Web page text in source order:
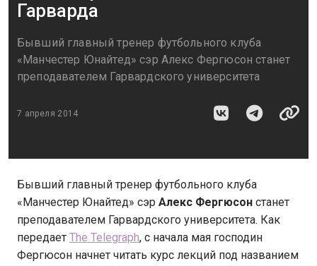
Гарварда
Бывший главный тренер футбольного клуба
«Манчестер Юнайтед» сэр Алекс Фергюсон станет
преподавателем Гарвардского университета
7 апреля 2014
Бывший главный тренер футбольного клуба
«Манчестер Юнайтед» сэр Алекс Фергюсон станет
преподавателем Гарвардского университета. Как
передает The Telegraph, с начала мая господин
Фергюсон начнет читать курс лекций под названием